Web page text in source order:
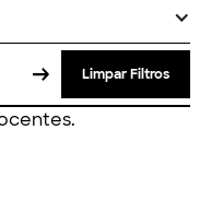
Limpar Filtros